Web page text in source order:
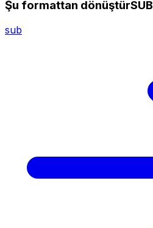
Şu formattan dönüştürSUB
sub